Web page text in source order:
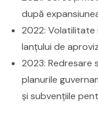
după
2022: Volatilitate
lanțului de
2023: Redresare
planurile
și subvențiile